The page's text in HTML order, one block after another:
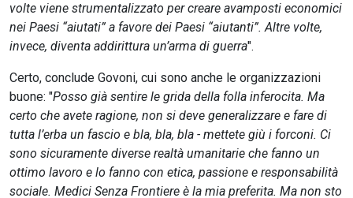
volte viene strumentalizzato per creare avamposti economici
nei Paesi “aiutati” a favore dei Paesi “aiutanti”. Altre volte,
invece, diventa addirittura un’arma di guerra".
Certo, conclude Govoni, cui sono anche le organizzazioni
buone: "Posso già sentire le grida della folla inferocita. Ma
certo che avete ragione, non si deve generalizzare e fare di
tutta l’erba un fascio e bla, bla, bla - mettete giù i forconi. Ci
sono sicuramente diverse realtà umanitarie che fanno un
ottimo lavoro e lo fanno con etica, passione e responsabilità
sociale. Medici Senza Frontiere è la mia preferita. Ma non sto